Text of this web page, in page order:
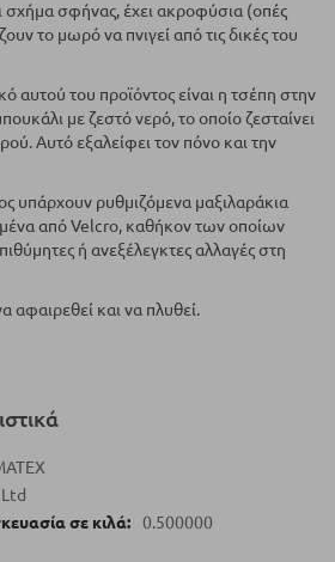
σφήνας, έχει ακροφύσια (οπές
το μωρό να πνιγεί από τις δικές του
αυτού του προϊόντος είναι η τσέπη στην
με ζεστό νερό, το οποίο ζεσταίνει
Αυτό εξαλείφει τον πόνο και την
υπάρχουν ρυθμιζόμενα μαξιλαράκια
από Velcro, καθήκον των οποίων
ή ανεξέλεγκτες αλλαγές στη
αφαιρεθεί και να πλυθεί.
0.500000